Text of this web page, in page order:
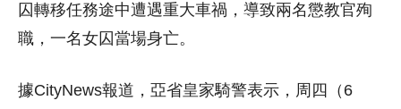
囚轉移任務途中遭遇重大車禍，導致兩名懲教官殉
職，一名女囚當場身亡。
據CityNews報道，亞省皇家騎警表示，周四（6